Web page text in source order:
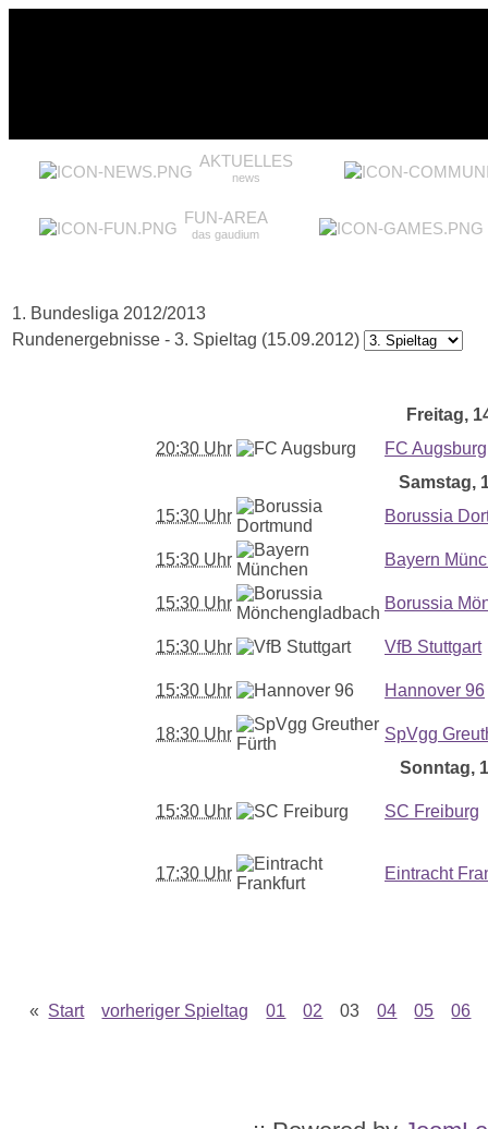
AKTUELLES
news
FUN-AREA
das gaudium
1. Bundesliga 2012/2013
Rundenergebnisse - 3. Spieltag (15.09.2012)
Freitag,
20:30 Uhr
FC Augsburg
Samstag,
15:30 Uhr
Borussia
15:30 Uhr Bayern
15:30 Uhr Borussia
15:30 Uhr VfB Stuttgart
15:30 Uhr Hannover 96
18:30 Uhr
SpVgg
Sonntag,
15:30 Uhr SC Freiburg
17:30 Uhr Eintracht
« Start vorheriger Spieltag 01 02 0304 05 06